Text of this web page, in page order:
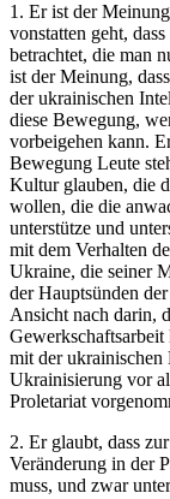
1. Er ist der
vonstatten geht,
betrachtet, die man
ist der Meinung,
der ukrainischen
diese Bewegung,
vorbeigehen kann.
Bewegung Leute
Kultur glauben, die
wollen, die die
unterstütze und
mit dem Verhalten
Ukraine, die seiner
der Hauptsünden
Ansicht nach darin,
mit der ukrainischen
Ukrainisierung vor
Proletariat
2. Er glaubt, dass
Veränderung in der
muss, und zwar